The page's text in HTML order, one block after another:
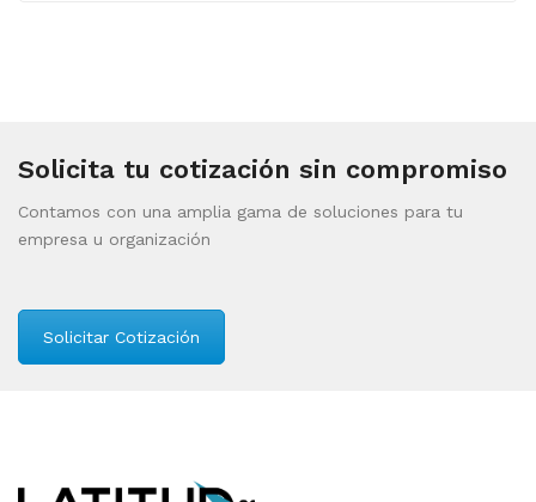
Solicita tu cotización sin compromiso
Contamos con una amplia gama de soluciones para tu
empresa u organización
Solicitar Cotización